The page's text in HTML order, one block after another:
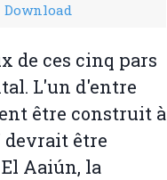
Download
de ces cinq pars
L'un d'entre
être construit à
devrait être
Aaiún, la